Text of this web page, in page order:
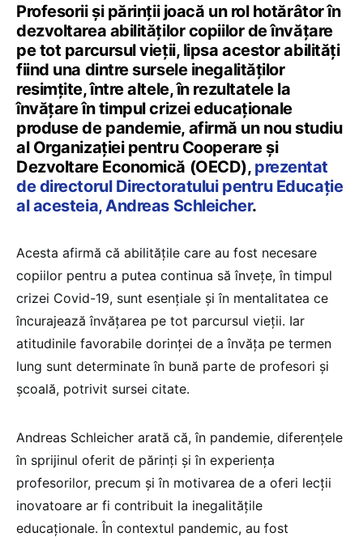
Profesorii și părinții joacă un rol hotărâtor în
dezvoltarea abilităților copiilor de învățare
pe tot parcursul vieții, lipsa acestor abilități
fiind una dintre sursele inegalităților
resimțite, între altele, în rezultatele la
învățare în timpul crizei educaționale
produse de pandemie, afirmă un nou studiu
al Organizației pentru Cooperare și
Dezvoltare Economică (OECD), prezentat
de directorul Directoratului pentru Educație
al acesteia, Andreas Schleicher.
Acesta afirmă că abilitățile care au fost necesare
copiilor pentru a putea continua să învețe, în timpul
crizei Covid-19, sunt esențiale și în mentalitatea ce
încurajează învățarea pe tot parcursul vieții. Iar
atitudinile favorabile dorinței de a învăța pe termen
lung sunt determinate în bună parte de profesori și
școală, potrivit sursei citate.
Andreas Schleicher arată că, în pandemie, diferențele
în sprijinul oferit de părinți și în experiența
profesorilor, precum și în motivarea de a oferi lecții
inovatoare ar fi contribuit la inegalitățile
educaționale. În contextul pandemic, au fost